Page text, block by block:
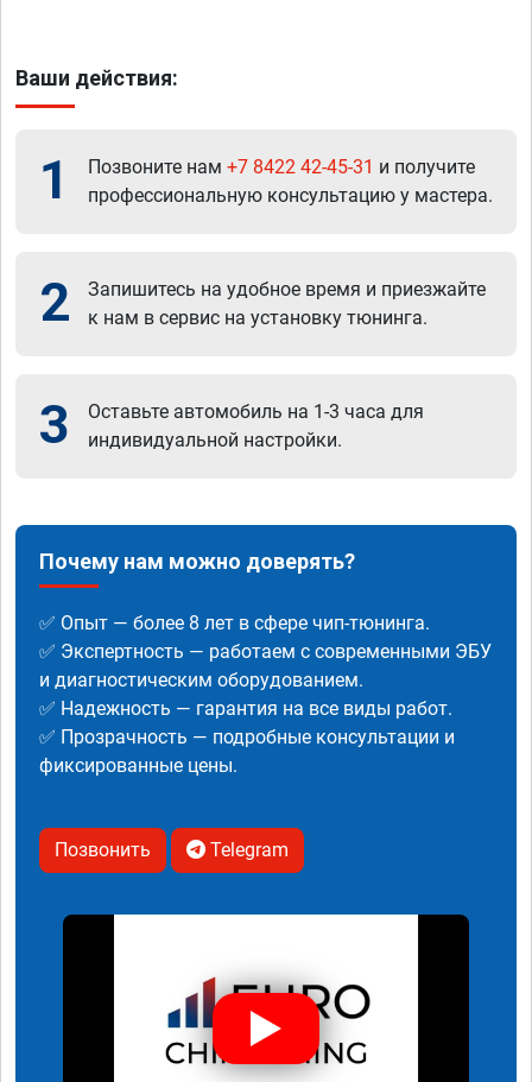
Ваши действия:
1 Позвоните нам +7 8422 42-45-31 и получите
профессиональную консультацию у мастера.
2
Запишитесь на удобное время и приезжайте
к нам в сервис на установку тюнинга.
3
Оставьте автомобиль на 1-3 часа для
индивидуальной настройки.
Почему нам можно доверять?
✅ Опыт — более 8 лет в сфере чип-тюнинга.
✅ Экспертность — работаем с современными ЭБУ
и диагностическим оборудованием.
✅ Надежность — гарантия на все виды работ.
✅ Прозрачность — подробные консультации и
фиксированные цены.
Позвонить Telegram